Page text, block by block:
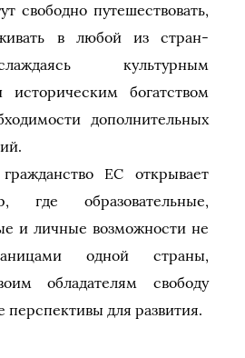
свободно путешествовать,
в любой из стран-
культурным
историческим богатством
дополнительных
ЕС открывает
образовательные,
и личные возможности не
одной страны,
обладателям свободу
для развития.